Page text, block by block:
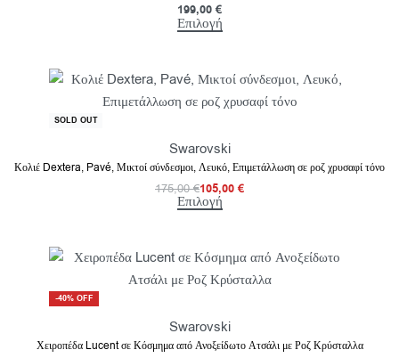
199,00 €
Επιλογή
-40% OFF
SOLD OUT
Swarovski
Κολιέ Dextera, Pavé, Μικτοί σύνδεσμοι, Λευκό, Επιμετάλλωση σε ροζ χρυσαφί τόνο
175,00€105,00 €
Επιλογή
-40% OFF
Swarovski
Χειροπέδα Lucent σε Κόσμημα από Ανοξείδωτο Ατσάλι με Ροζ Κρύσταλλα